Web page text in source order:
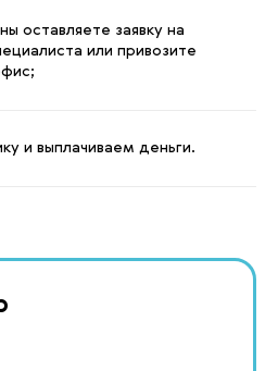
оставляете заявку на
или привозите
и выплачиваем деньги.